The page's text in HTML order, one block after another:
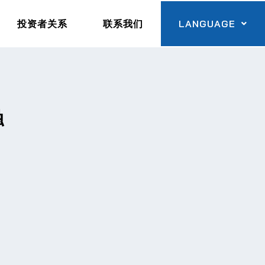
投资者关系 联系我们 LANGUAGE